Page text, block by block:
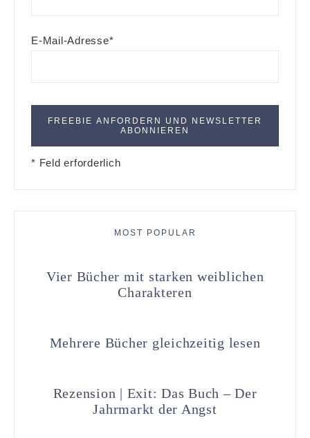
E-Mail-Adresse*
* Feld erforderlich
MOST POPULAR
Vier Bücher mit starken weiblichen
Charakteren
Mehrere Bücher gleichzeitig lesen
Rezension | Exit: Das Buch – Der
Jahrmarkt der Angst